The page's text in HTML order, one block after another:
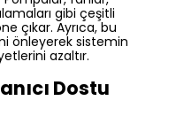
gibi çeşitli
çıkar. Ayrıca, bu
önleyerek sistemin
azaltır.
Dostu